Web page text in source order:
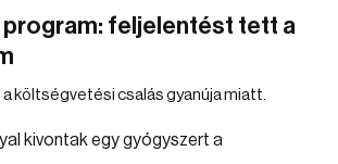
feljelentést tett a
a költségvetési csalás gyanúja miatt.